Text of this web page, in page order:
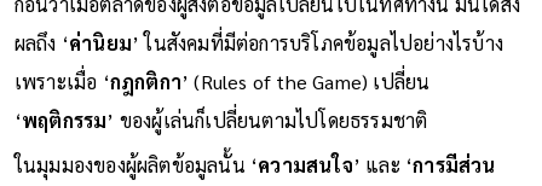
ผลถึง ‘ค่านิยม’ ในสังคมที่มีต่อการบริโภคข้อมูลไปอย่างไรบ้าง
เพราะเมื่อ ‘กฎกติกา’ (Rules of the Game) เปลี่ยน
‘พฤติกรรม’ ของผู้เล่นก็เปลี่ยนตามไปโดยธรรมชาติ
ในมุมมองของผู้ผลิตข้อมูลนั้น ‘ความสนใจ’ และ ‘การมีส่วน